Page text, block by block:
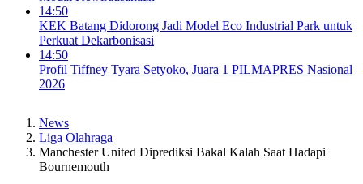
14:50
KEK Batang Didorong Jadi Model Eco Industrial Park untuk
Perkuat Dekarbonisasi
14:50
Profil Tiffney Tyara Setyoko, Juara 1 PILMAPRES Nasional
2026
News
Liga Olahraga
Manchester United Diprediksi Bakal Kalah Saat Hadapi
Bournemouth